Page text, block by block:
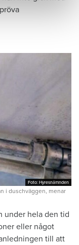
Foto: Hyresnämnden
Foto: Hyresnämnden
i duschväggen, menar
under hela den tid
eller något
till att